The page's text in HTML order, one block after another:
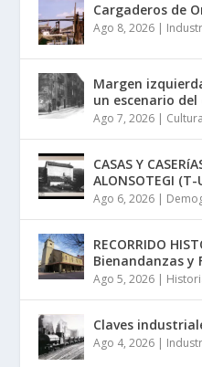
Cargaderos de
Ago 8, 2026 |
Margen
un escenario
Ago 7, 2026 | Cultura
CASAS Y
ALONSOTEGI (T-
Ago 6, 2026 |
RECORRIDO
Bienandanzas y
Ago 5, 2026 |
Claves
Ago 4, 2026 |